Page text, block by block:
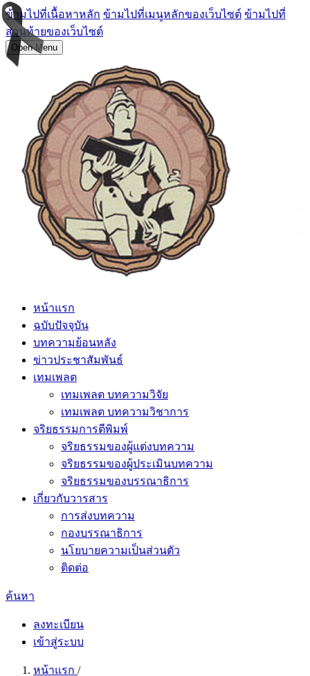
ข้ามไปที่เนื้อหาหลัก ข้ามไปที่เมนูหลักของเว็บไซต์ ข้ามไปที่
ส่วนท้ายของเว็บไซต์
Open Menu
หน้าแรก
ฉบับปัจจุบัน
บทความย้อนหลัง
ข่าวประชาสัมพันธ์
เทมเพลต
เทมเพลต บทความวิจัย
เทมเพลต บทความวิชาการ
จริยธรรมการตีพิมพ์
จริยธรรมของผู้แต่งบทความ
จริยธรรมของผู้ประเมินบทความ
จริยธรรมของบรรณาธิการ
เกี่ยวกับวารสาร
การส่งบทความ
กองบรรณาธิการ
นโยบายความเป็นส่วนตัว
ติดต่อ
ค้นหา
ลงทะเบียน
เข้าสู่ระบบ
หน้าแรก /